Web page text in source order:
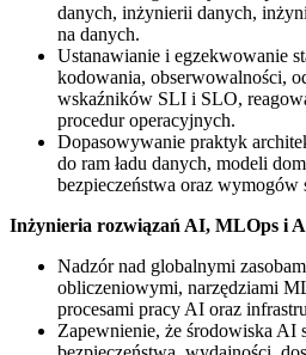
danych, inżynierii danych,
na danych.
Ustanawianie i egzekwowanie
kodowania, obserwowalności,
wskaźników SLI i SLO,
procedur operacyjnych.
Dopasowywanie praktyk
do ram ładu danych, modeli
bezpieczeństwa oraz wymogów
Inżynieria rozwiązań AI, MLOps i
Nadzór nad globalnymi
obliczeniowymi, narzędziami
procesami pracy AI oraz
Zapewnienie, że środowiska AI